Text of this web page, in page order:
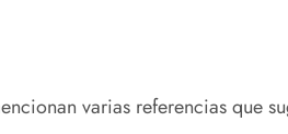
varias referencias que